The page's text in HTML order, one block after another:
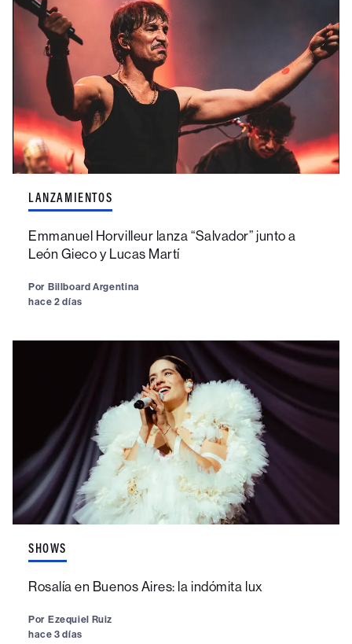
LANZAMIENTOS
Emmanuel Horvilleur lanza “Salvador” junto a
León Gieco y Lucas Martí
Por Billboard Argentina
hace 2 días
SHOWS
Rosalía en Buenos Aires: la indómita lux
Por Ezequiel Ruiz
hace 3 días